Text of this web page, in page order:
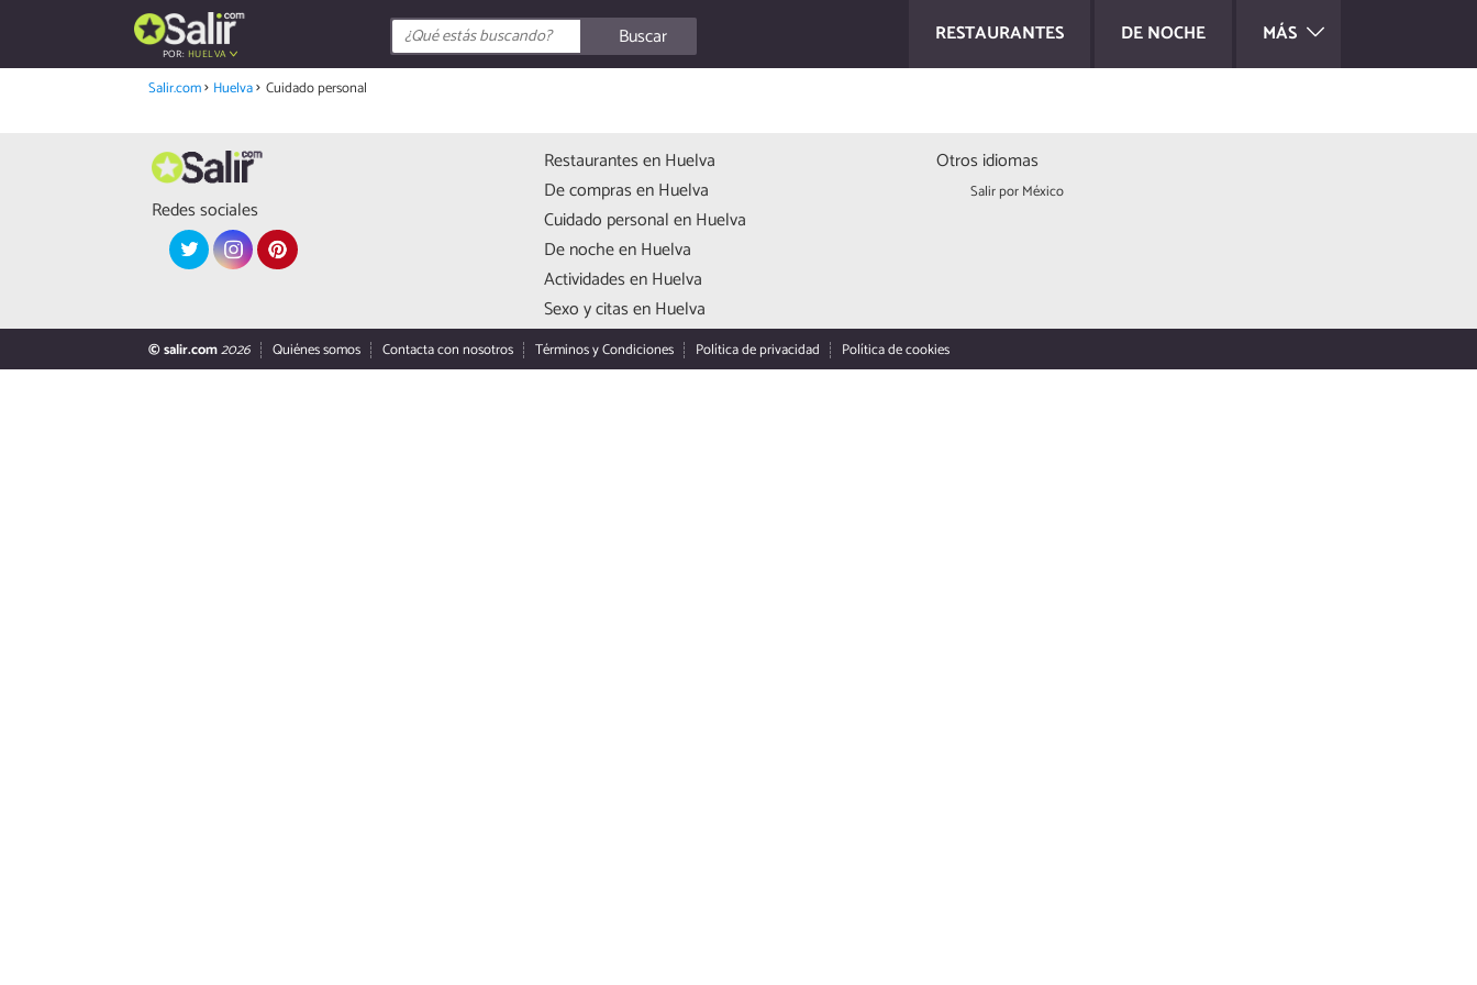
RESTAURANTES DE NOCHE MÁS
POR: HUELVA
Buscar
Salir.com Huelva Cuidado personal
Redes sociales
Restaurantes en Huelva
De compras en Huelva
Cuidado personal en Huelva
De noche en Huelva
Actividades en Huelva
Sexo y citas en Huelva
Otros idiomas
Salir por México
© salir.com2026 Quiénes somos Contacta con nosotros Términos y Condiciones Política de privacidad Política de cookies